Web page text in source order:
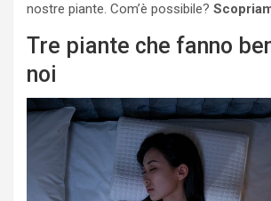
nostre piante. Com’è possibile?
Tre piante che fanno
noi